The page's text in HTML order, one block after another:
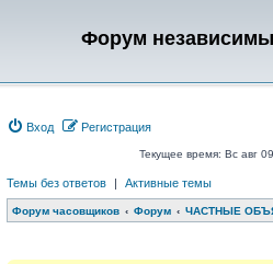
Форум
Вход Регистрация
Текущее время: Вс авг
Темы без ответов | Активные темы
Форум часовщиков Форум ЧАСТНЫЕ